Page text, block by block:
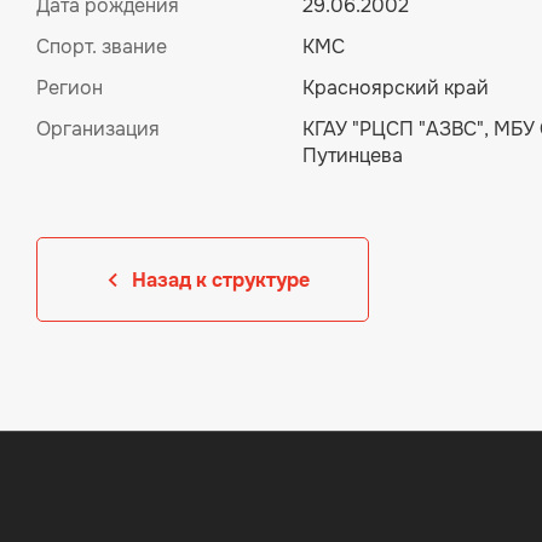
Дата рождения
29.06.2002
Спорт. звание
КМС
Регион
Красноярский край
Организация
КГАУ "РЦСП "АЗВС", МБУ
Путинцева
Назад к структуре